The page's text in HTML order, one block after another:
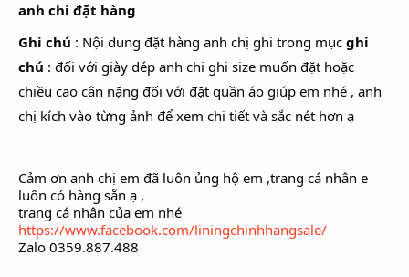
anh chi đặt hàng
Ghi chú : Nội dung đặt hàng anh chị ghi trong mục ghi
chú : đối với giày dép anh chi ghi size muốn đặt hoặc
chiều cao cân nặng đối với đặt quần áo giúp em nhé , anh
chị kích vào từng ảnh để xem chi tiết và sắc nét hơn ạ
Cảm ơn anh chị em đã luôn ủng hộ em ,trang cá nhân e
luôn có hàng sẵn ạ ,
trang cá nhân của em nhé
https://www.facebook.com/liningchinhhangsale/
Zalo 0359.887.488